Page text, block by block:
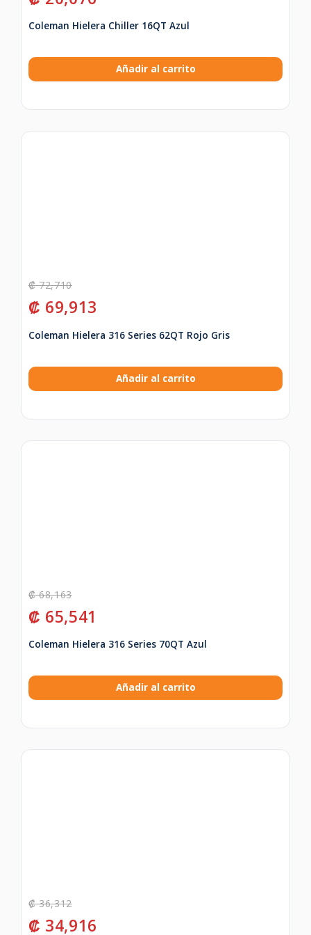
Coleman Hielera Chiller 16QT Azul
Añadir al carrito
₡72,710
₡ 69,913
Coleman Hielera 316 Series 62QT Rojo Gris
Añadir al carrito
₡68,163
₡ 65,541
Coleman Hielera 316 Series 70QT Azul
Añadir al carrito
₡36,312
₡ 34,916